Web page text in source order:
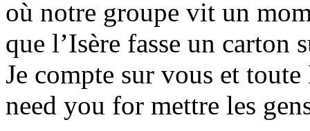
où notre groupe vit un
que l’Isère fasse un carton
Je compte sur vous et
need you for mettre les